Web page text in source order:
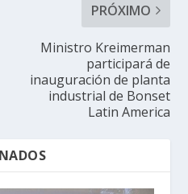
PRÓXIMO
Ministro Kreimerman
participará de
inauguración de planta
industrial de Bonset
Latin America